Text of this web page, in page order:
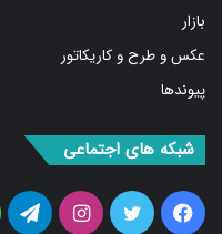
بازار
عکس و طرح و کاریکاتور
پیوندها
شبکه های اجتماعی
فیس
توییتر